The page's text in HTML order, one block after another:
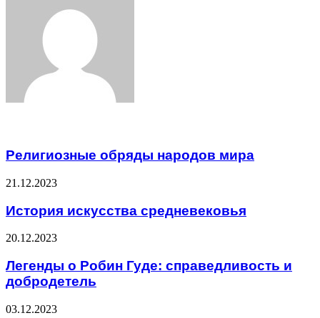
Религиозные обряды народов мира
21.12.2023
История искусства средневековья
20.12.2023
Легенды о Робин Гуде: справедливость и
добродетель
03.12.2023